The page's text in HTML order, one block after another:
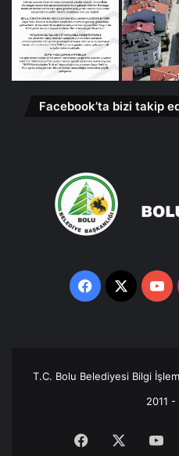
Facebook’ta bizi takip
Facebook
X
T.C. Bolu Belediyesi Bilgi
2011
Facebook